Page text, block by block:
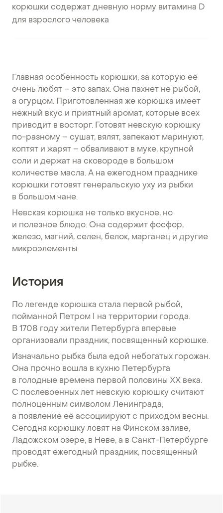
корюшки содержат дневную норму витамина D
для взрослого человека
Главная особенность корюшки, за которую её
очень любят – это запах. Она пахнет не рыбой,
а огурцом. Приготовленная же корюшка имеет
нежный вкус и приятный аромат, которые всех
приводит в восторг. Готовят невскую корюшку
по-разному – сушат, вялят, запекают маринуют,
коптят и жарят – обваливают в муке, крупной
соли и держат на сковороде в большом
количестве масла. А на ежегодном празднике
корюшки готовят генеральскую уху из рыбки
в большом чане.
Невская корюшка не только вкусное, но
и полезное блюдо. Она содержит фосфор,
железо, магний, селен, белок, марганец и другие
микроэлементы.
История
По легенде корюшка стала первой рыбой,
пойманной Петром I на территории города.
В 1708 году жители Петербурга впервые
организовали праздник, посвященный корюшке.
Изначально рыбка была едой небогатых горожан.
Она прочно вошла в кухню Петербурга
в голодные времена первой половины XX века.
С послевоенных лет невскую корюшку считают
полноценным символом Ленинграда,
а появление её ассоциируют с приходом весны.
Сегодня корюшку ловят на Финском заливе,
Ладожском озере, в Неве, а в Санкт-Петербурге
проводят ежегодный праздник, посвященный
рыбке.